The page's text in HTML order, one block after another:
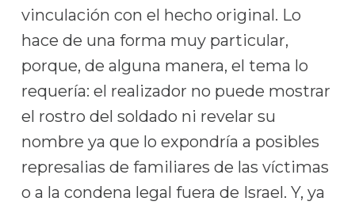
vinculación con el hecho original. Lo
hace de una forma muy particular,
porque, de alguna manera, el tema lo
requería: el realizador no puede mostrar
el rostro del soldado ni revelar su
nombre ya que lo expondría a posibles
represalias de familiares de las víctimas
o a la condena legal fuera de Israel. Y, ya